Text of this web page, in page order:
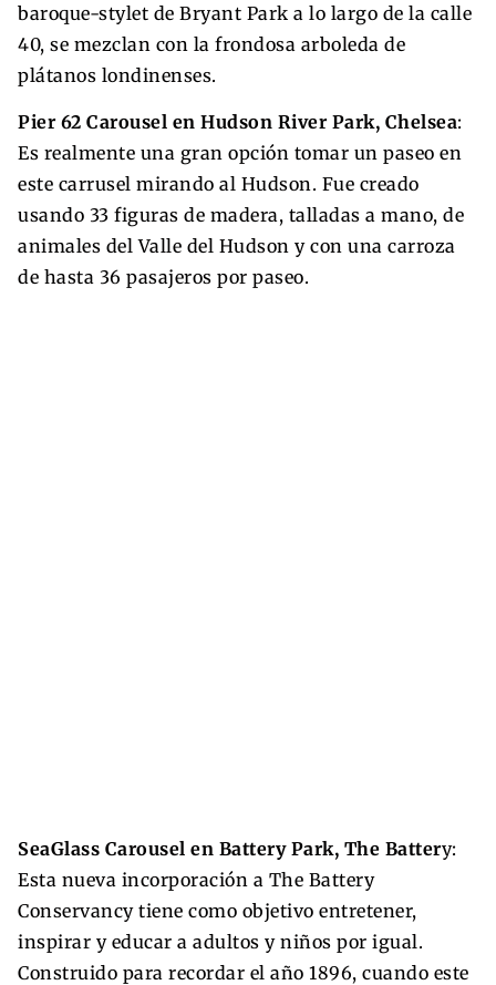
baroque-stylet de Bryant Park a lo largo de la calle
40, se mezclan con la frondosa arboleda de
plátanos londinenses.
Pier 62 Carousel en Hudson River Park, Chelsea:
Es realmente una gran opción tomar un paseo en
este carrusel mirando al Hudson. Fue creado
usando 33 figuras de madera, talladas a mano, de
animales del Valle del Hudson y con una carroza
de hasta 36 pasajeros por paseo.
SeaGlass Carousel en Battery Park, The Battery:
Esta nueva incorporación a The Battery
Conservancy tiene como objetivo entretener,
inspirar y educar a adultos y niños por igual.
Construido para recordar el año 1896, cuando este